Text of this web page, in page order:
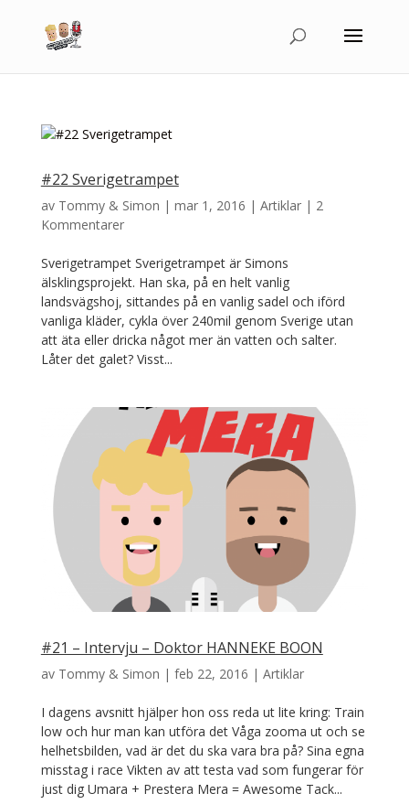
#22 Sverigetrampet
av Tommy & Simon | mar 1, 2016 | Artiklar| 2
Kommentarer
Sverigetrampet Sverigetrampet är Simons
älsklingsprojekt. Han ska, på en helt vanlig
landsvägshoj, sittandes på en vanlig sadel och iförd
vanliga kläder, cykla över 240mil genom Sverige utan
att äta eller dricka något mer än vatten och salter.
Låter det galet? Visst...
#21 – Intervju – Doktor HANNEKE BOON
av Tommy & Simon | feb 22, 2016 | Artiklar
I dagens avsnitt hjälper hon oss reda ut lite kring: Train
low och hur man kan utföra det Våga zooma ut och se
helhetsbilden, vad är det du ska vara bra på? Sina egna
misstag i race Vikten av att testa vad som fungerar för
just dig Umara + Prestera Mera = Awesome Tack...